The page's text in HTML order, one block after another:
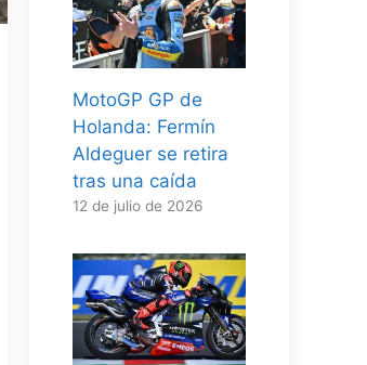
MotoGP GP de
Holanda: Fermín
Aldeguer se retira
tras una caída
12 de julio de 2026